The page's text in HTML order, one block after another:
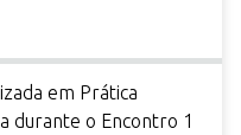
em Prática
durante o Encontro 1